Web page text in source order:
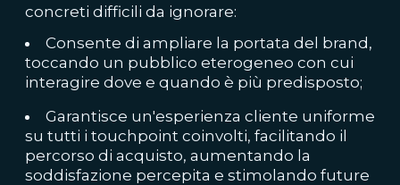
concreti difficili da ignorare:
Consente di ampliare la portata del brand,
toccando un pubblico eterogeneo con cui
interagire dove e quando è più predisposto;
Garantisce un'esperienza cliente uniforme
su tutti i touchpoint coinvolti, facilitando il
percorso di acquisto, aumentando la
soddisfazione percepita e stimolando future